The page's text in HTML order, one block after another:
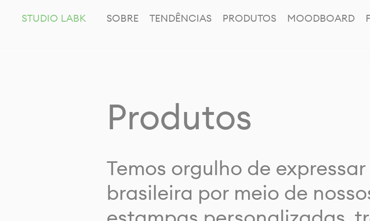
STUDIO LABK SOBRE TENDÊNCIAS PRODUTOS MOODBOARD
Produtos
Temos orgulho de
brasileira por meio de